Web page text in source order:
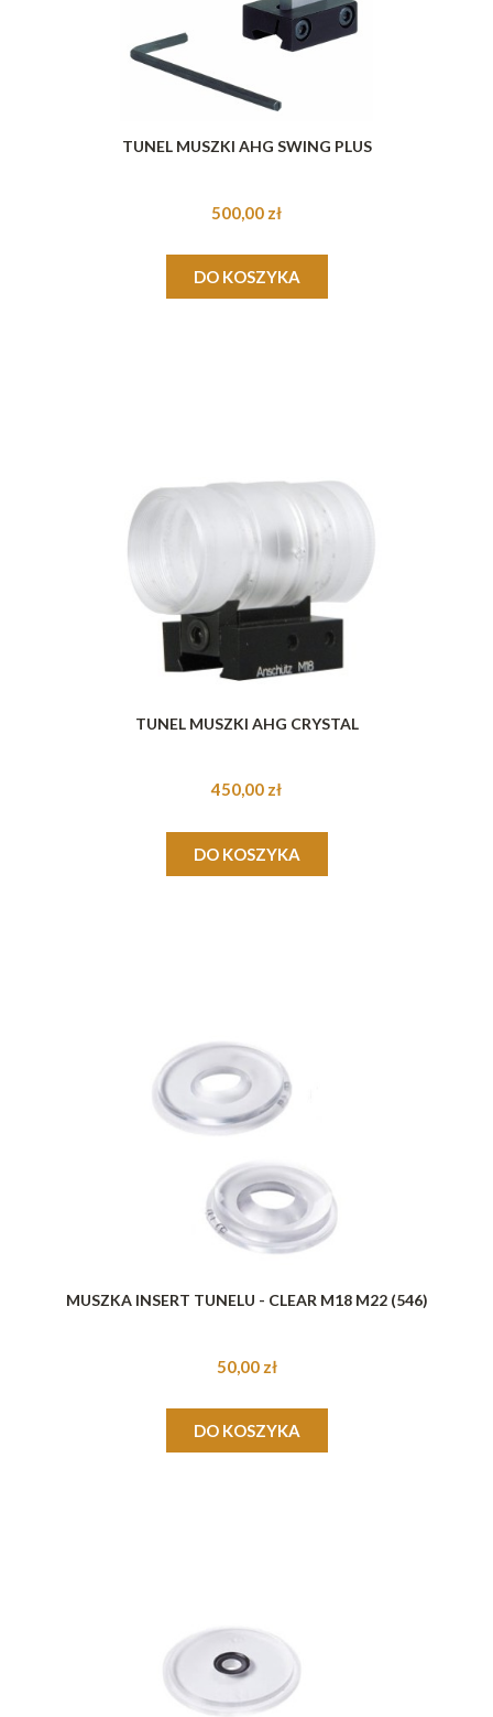
TUNEL MUSZKI AHG SWING PLUS
500,00 zł
DO KOSZYKA
TUNEL MUSZKI AHG CRYSTAL
450,00 zł
DO KOSZYKA
MUSZKA INSERT TUNELU - CLEAR M18 M22 (546)
50,00 zł
DO KOSZYKA